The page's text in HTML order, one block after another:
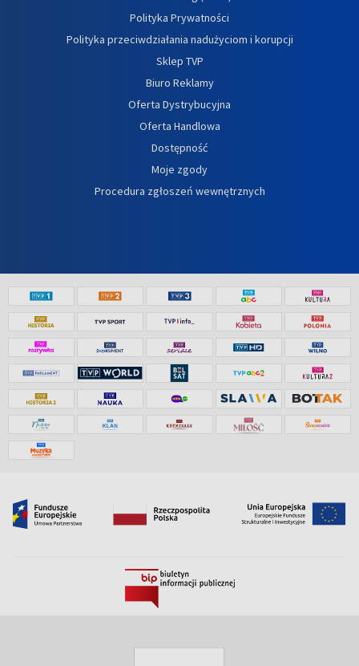
Polityka Prywatności
Polityka przeciwdziałania nadużyciom i korupcji
Sklep TVP
Biuro Reklamy
Oferta Dystrybucyjna
Oferta Handlowa
Dostępność
Moje zgody
Procedura zgłoszeń wewnętrznych